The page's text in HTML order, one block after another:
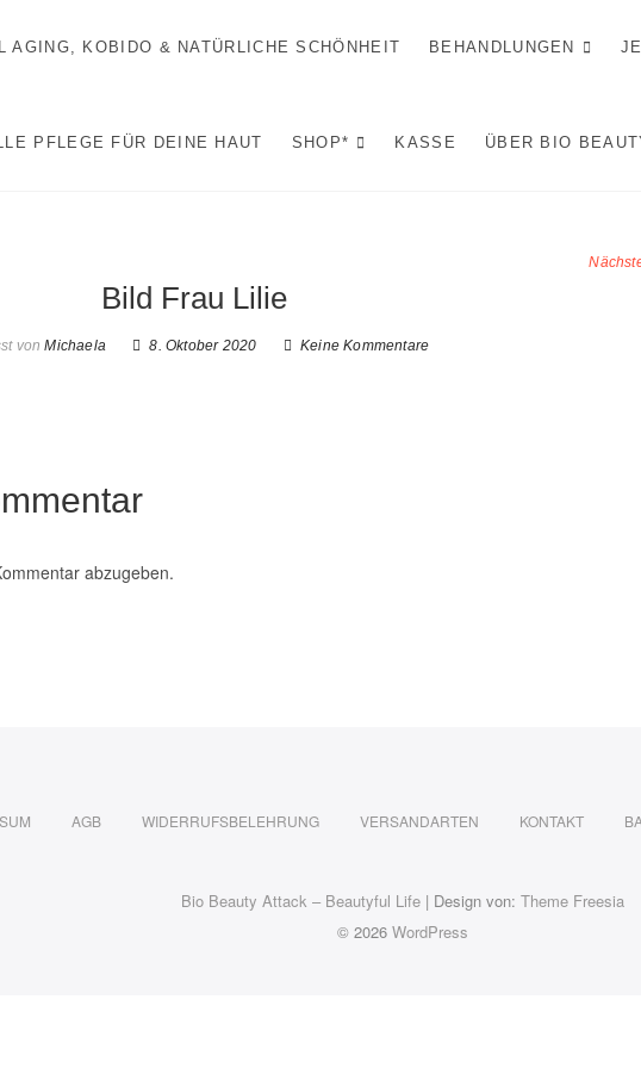
AGING, KOBIDO & NATÜRLICHE SCHÖNHEIT BEHANDLUNGEN
PFLEGE FÜR DEINE HAUT SHOP* KASSE ÜBER BIO
Bild Frau Lilie
von Michaela 8. Oktober 2020 Keine Kommentare
abzugeben.
AGB WIDERRUFSBELEHRUNG VERSANDARTEN KONTAKT
Bio Beauty Attack – Beautyful Life | Design von: Theme Freesia
© 2026 WordPress